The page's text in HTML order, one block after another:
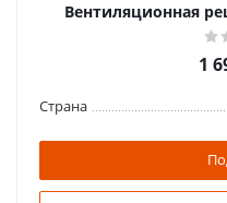
Вентиляционная
1
Страна